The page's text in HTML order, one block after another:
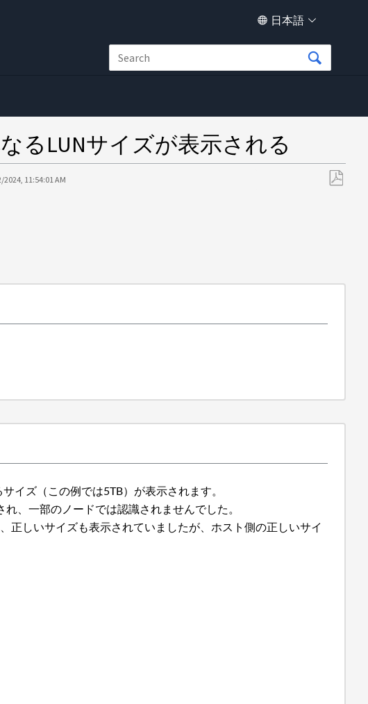
日本語
るLUNサイズが表示される
2024, 11:54:01 AM
イズ（この例では5TB）が表示されます。
、一部のノードでは認識されませんでした。
正しいサイズも表示されていましたが、ホスト側の正しいサイ